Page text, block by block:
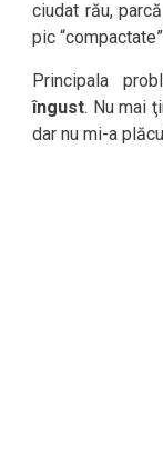
ciudat rău,
pic
Principala
îngust. Nu mai
dar nu mi-a